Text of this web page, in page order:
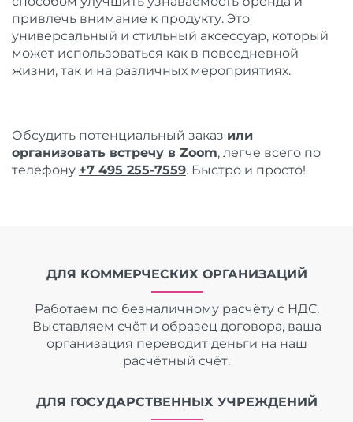
привлечь внимание к продукту. Это
универсальный и стильный аксессуар, который
может использоваться как в повседневной
жизни, так и на различных мероприятиях.
Обсудить потенциальный заказ или
организовать встречу в Zoom, легче всего по
телефону +7 495 255-7559. Быстро и просто!
ДЛЯ КОММЕРЧЕСКИХ ОРГАНИЗАЦИЙ
Работаем по безналичному расчёту с НДС.
Выставляем счёт и образец договора, ваша
организация переводит деньги на наш
расчётный счёт.
ДЛЯ ГОСУДАРСТВЕННЫХ УЧРЕЖДЕНИЙ